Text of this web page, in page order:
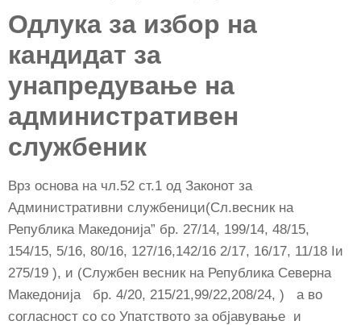
Одлука за избор на
кандидат за
унапредување на
административeн
службеник
Врз основа на чл.52 ст.1 од Законот за
Административни службеници(Сл.весник на
Република Македонија” бр. 27/14, 199/14, 48/15,
154/15, 5/16, 80/16, 127/16,142/16 2/17, 16/17, 11/18 Iи
275/19 ), и (Службен весник на Република Северна
Македонија бр. 4/20, 215/21,99/22,208/24, ) а во
согласност со со Упатството за објавување и